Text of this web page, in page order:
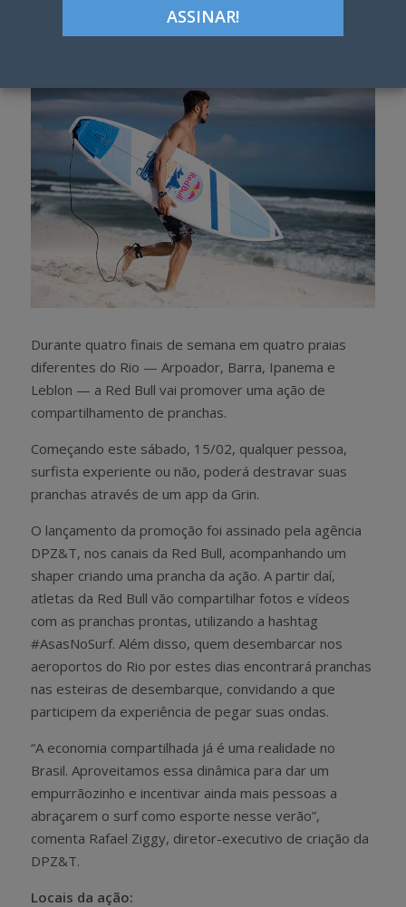
e
Google+
Durante quatro finais de semana em quatro praias
diferentes do Rio — Arpoador, Barra, Ipanema e
Leblon — a Red Bull vai promover uma ação de
compartilhamento de pranchas.
Começando este sábado, 15/02, qualquer pessoa,
surfista experiente ou não, poderá destravar suas
pranchas através de um app da Grin.
O lançamento da promoção foi assinado pela agência
DPZ&T, nos canais da Red Bull, acompanhando um
shaper criando uma prancha da ação. A partir daí,
atletas da Red Bull vão compartilhar fotos e vídeos
com as pranchas prontas, utilizando a hashtag
#AsasNoSurf. Além disso, quem desembarcar nos
aeroportos do Rio por estes dias encontrará pranchas
nas esteiras de desembarque, convidando a que
participem da experiência de pegar suas ondas.
“A economia compartilhada já é uma realidade no
Brasil. Aproveitamos essa dinâmica para dar um
empurrãozinho e incentivar ainda mais pessoas a
abraçarem o surf como esporte nesse verão”,
comenta Rafael Ziggy, diretor-executivo de criação da
DPZ&T.
Locais da ação: